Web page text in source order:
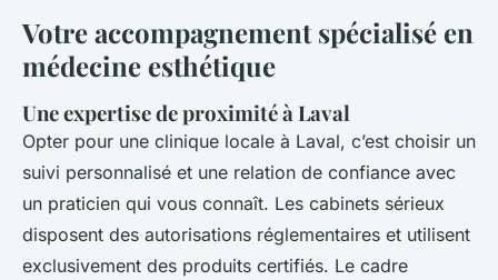
Votre accompagnement spécialisé en
médecine esthétique
Une expertise de proximité à Laval
Opter pour une clinique locale à Laval, c’est choisir un
suivi personnalisé et une relation de confiance avec
un praticien qui vous connaît. Les cabinets sérieux
disposent des autorisations réglementaires et utilisent
exclusivement des produits certifiés. Le cadre